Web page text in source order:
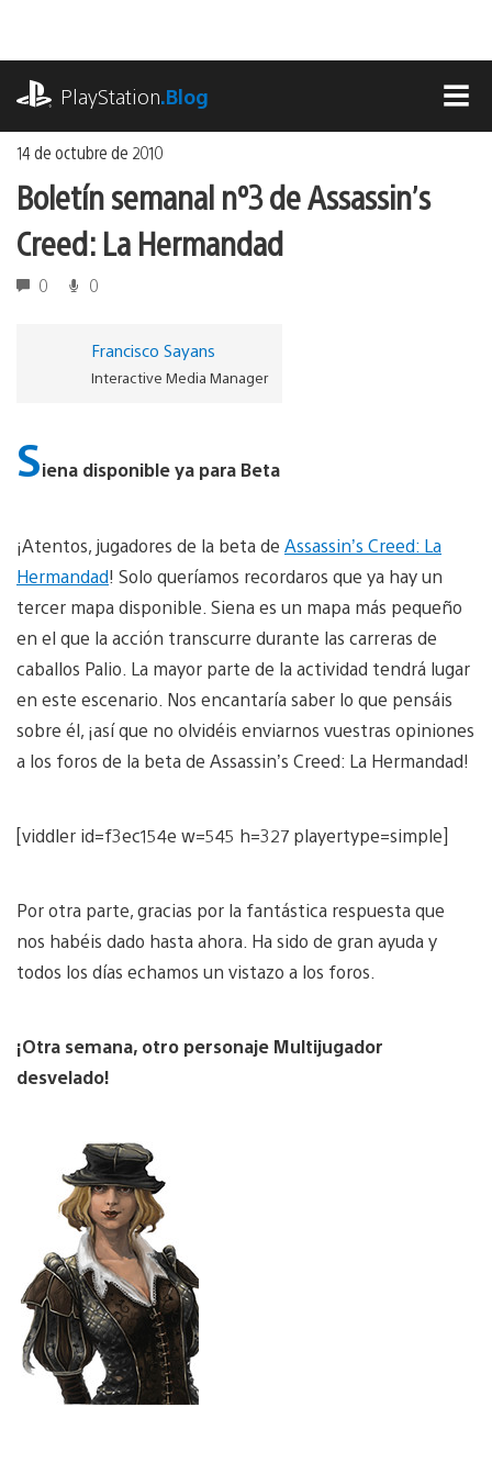
contenido
PlayStation.Blog
14 de octubre de 2010
Boletín semanal nº3 de Assassin’s
Creed: La Hermandad
0 0
Francisco Sayans
Interactive Media Manager
Siena disponible ya para Beta
¡Atentos, jugadores de la beta de Assassin’s Creed: La
Hermandad! Solo queríamos recordaros que ya hay un
tercer mapa disponible. Siena es un mapa más pequeño
en el que la acción transcurre durante las carreras de
caballos Palio. La mayor parte de la actividad tendrá lugar
en este escenario. Nos encantaría saber lo que pensáis
sobre él, ¡así que no olvidéis enviarnos vuestras opiniones
a los foros de la beta de Assassin’s Creed: La Hermandad!
[viddler id=f3ec154e w=545 h=327 playertype=simple]
Por otra parte, gracias por la fantástica respuesta que
nos habéis dado hasta ahora. Ha sido de gran ayuda y
todos los días echamos un vistazo a los foros.
¡Otra semana, otro personaje Multijugador
desvelado!